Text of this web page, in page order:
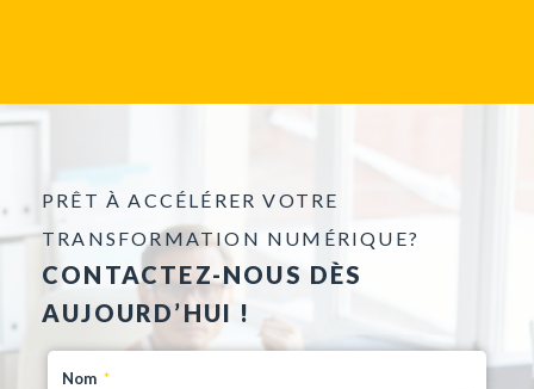
PRÊT À ACCÉLÉRER VOTRE
TRANSFORMATION NUMÉRIQUE?
CONTACTEZ-NOUS DÈS
AUJOURD’HUI !
Nom